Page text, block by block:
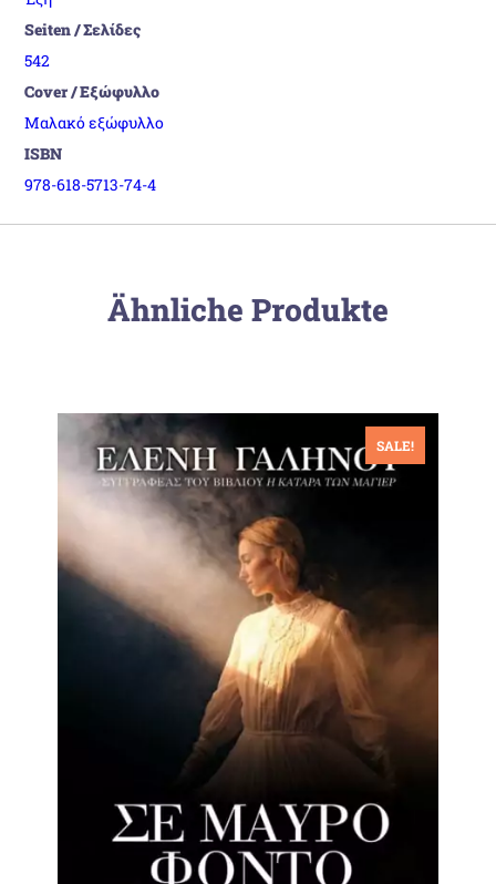
Seiten / Σελίδες
542
Cover / Εξώφυλλο
Μαλακό εξώφυλλο
ISBN
978-618-5713-74-4
Ähnliche Produkte
SALE!